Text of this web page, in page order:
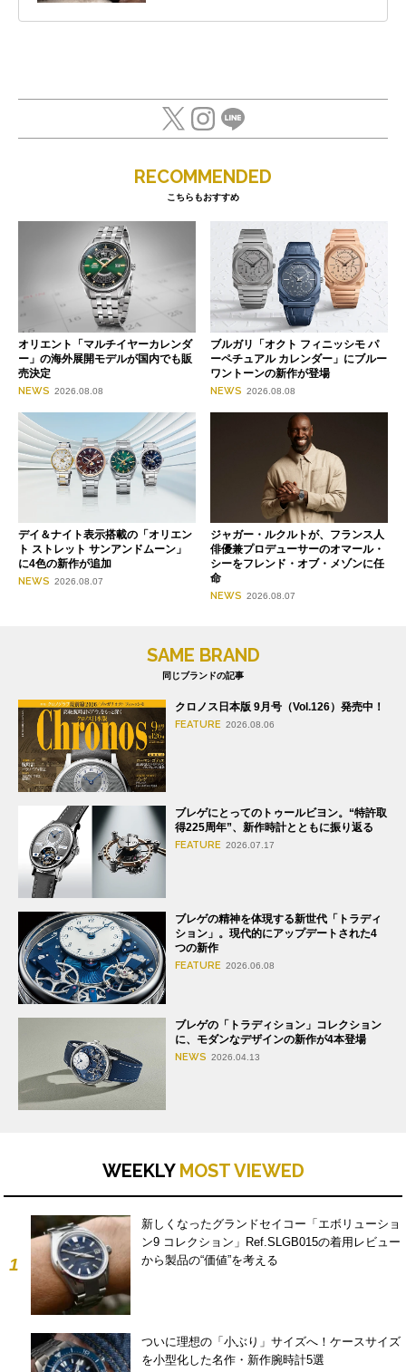
RECOMMENDED
こちらもおすすめ
オリエント「マルチイヤーカレンダ
ー」の海外展開モデルが国内でも販
売決定
NEWS 2026.08.08
ブルガリ「オクト フィニッシモ パ
ーペチュアル カレンダー」にブルー
ワントーンの新作が登場
NEWS 2026.08.08
デイ＆ナイト表示搭載の「オリエン
ト ストレット サンアンドムーン」
に4色の新作が追加
NEWS 2026.08.07
ジャガー・ルクルトが、フランス人
俳優兼プロデューサーのオマール・
シーをフレンド・オブ・メゾンに任
命
NEWS 2026.08.07
SAME BRAND
同じブランドの記事
クロノス日本版 9月号（Vol.126）発売中！
FEATURE 2026.08.06
ブレゲにとってのトゥールビヨン。“特許取
得225周年”、新作時計とともに振り返る
FEATURE 2026.07.17
ブレゲの精神を体現する新世代「トラディ
ション」。現代的にアップデートされた4
つの新作
FEATURE 2026.06.08
ブレゲの「トラディション」コレクション
に、モダンなデザインの新作が4本登場
NEWS 2026.04.13
WEEKLY MOST VIEWED
1
新しくなったグランドセイコー「エボリューショ
ン9 コレクション」Ref.SLGB015の着用レビュー
から製品の“価値”を考える
ついに理想の「小ぶり」サイズへ！ケースサイズ
を小型化した名作・新作腕時計5選